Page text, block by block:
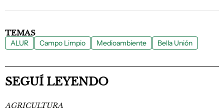
TEMAS
ALUR Campo Limpio Medioambiente Bella Unión
SEGUÍ LEYENDO
AGRICULTURA